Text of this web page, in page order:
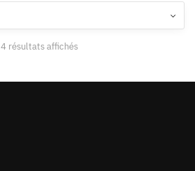
4 résultats affichés